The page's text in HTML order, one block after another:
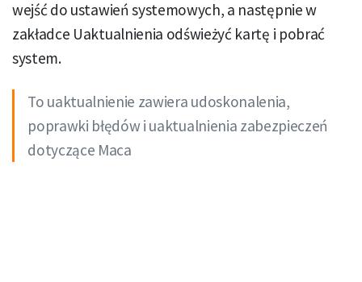
wejść do ustawień systemowych, a następnie w
zakładce Uaktualnienia odświeżyć kartę i pobrać
system.
To uaktualnienie zawiera udoskonalenia,
poprawki błędów i uaktualnienia zabezpieczeń
dotyczące Maca